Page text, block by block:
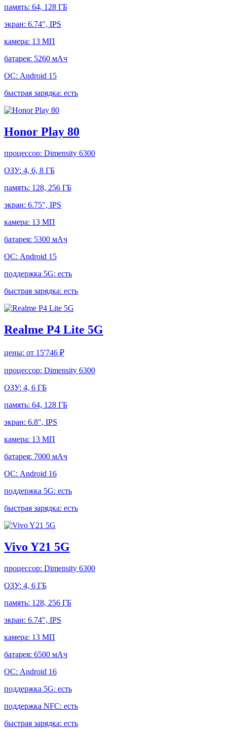
память: 64, 128 ГБ
экран: 6.74", IPS
камера: 13 МП
батарея: 5260 мАч
ОС: Android 15
быстрая зарядка: есть
Honor Play 80
процессор: Dimensity 6300
ОЗУ: 4, 6, 8 ГБ
память: 128, 256 ГБ
экран: 6.75", IPS
камера: 13 МП
батарея: 5300 мАч
ОС: Android 15
поддержка 5G: есть
быстрая зарядка: есть
Realme P4 Lite 5G
цены: от 15'746 ₽
процессор: Dimensity 6300
ОЗУ: 4, 6 ГБ
память: 64, 128 ГБ
экран: 6.8", IPS
камера: 13 МП
батарея: 7000 мАч
ОС: Android 16
поддержка 5G: есть
быстрая зарядка: есть
Vivo Y21 5G
процессор: Dimensity 6300
ОЗУ: 4, 6 ГБ
память: 128, 256 ГБ
экран: 6.74", IPS
камера: 13 МП
батарея: 6500 мАч
ОС: Android 16
поддержка 5G: есть
поддержка NFC: есть
быстрая зарядка: есть